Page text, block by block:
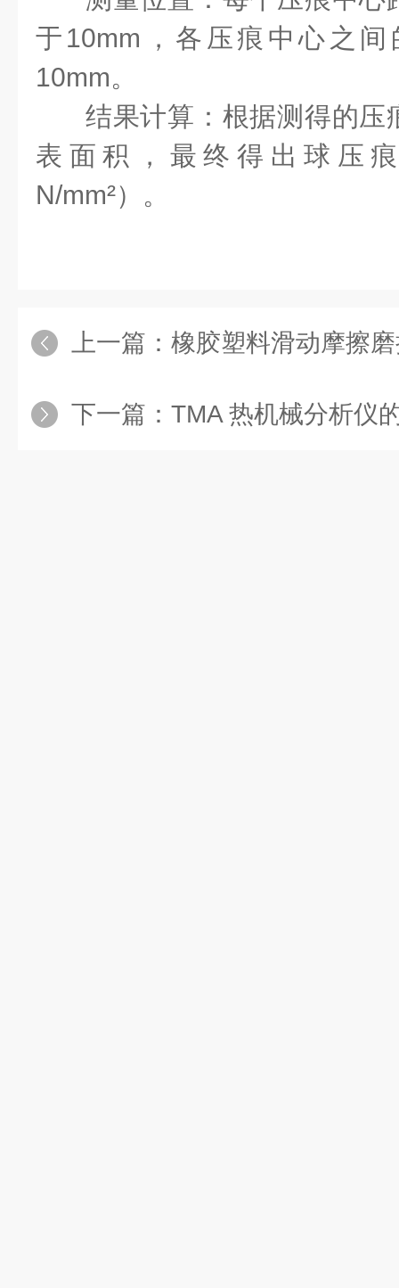
于10mm，各压痕中心之
10mm。
结果计算 ：根据测得的
表面积，最终得出球压
N/mm²）。
上一篇： 橡胶塑料滑动摩擦磨损试验仪
下一篇： TMA 热机械分析仪